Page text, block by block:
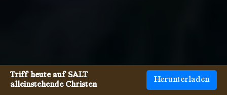
Triff heute auf SALT
alleinstehende Christen
Herunterladen